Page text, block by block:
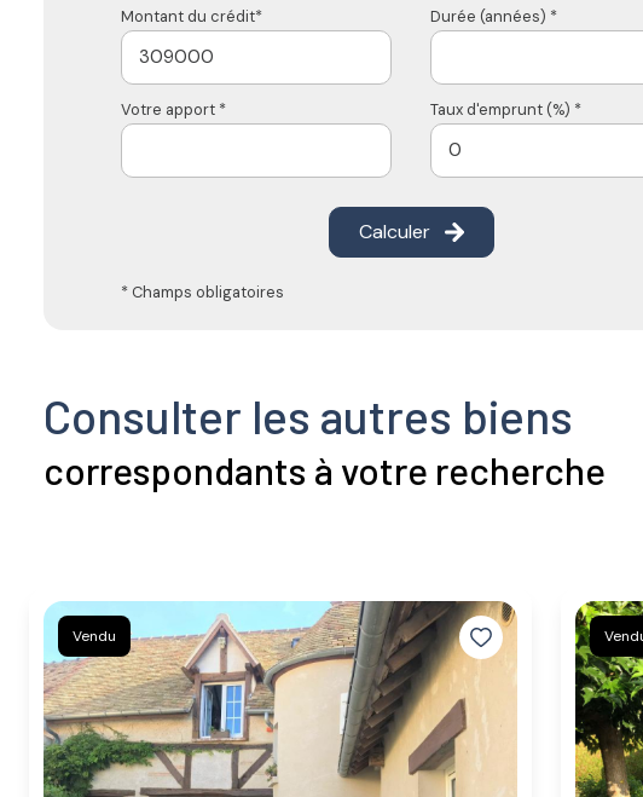
Montant du crédit* Durée (années) *
Votre apport * Taux d'emprunt (%) *
Calculer
* Champs obligatoires
Consulter les autres biens
correspondants à votre recherche
Vendu